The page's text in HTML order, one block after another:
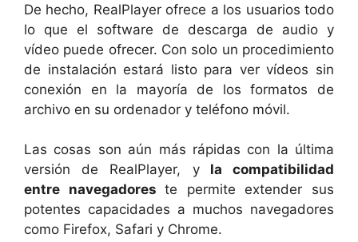
De hecho, RealPlayer ofrece a los usuarios todo
lo que el software de descarga de audio y
vídeo puede ofrecer. Con solo un procedimiento
de instalación estará listo para ver vídeos sin
conexión en la mayoría de los formatos de
archivo en su ordenador y teléfono móvil.
Las cosas son aún más rápidas con la última
versión de RealPlayer, yla compatibilidad
entre navegadoreste permite extender sus
potentes capacidades a muchos navegadores
como Firefox, Safari y Chrome.